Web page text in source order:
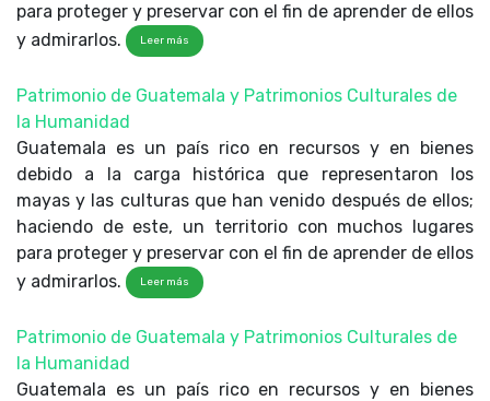
para proteger y preservar con el fin de aprender de ellos
y admirarlos.
Leer más
Patrimonio de Guatemala y Patrimonios Culturales de
la Humanidad
Guatemala es un país rico en recursos y en bienes
debido a la carga histórica que representaron los
mayas y las culturas que han venido después de ellos;
haciendo de este, un territorio con muchos lugares
para proteger y preservar con el fin de aprender de ellos
y admirarlos.
Leer más
Patrimonio de Guatemala y Patrimonios Culturales de
la Humanidad
Guatemala es un país rico en recursos y en bienes